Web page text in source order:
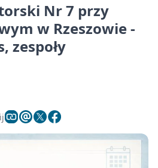
Nr 7 przy
w Rzeszowie -
zespoły